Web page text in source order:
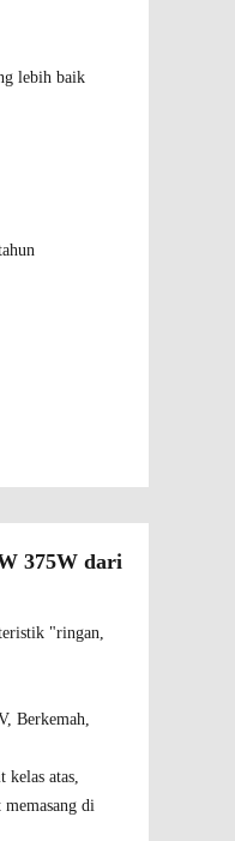
lebih baik
375W dari
"ringan,
Berkemah,
kelas atas,
di